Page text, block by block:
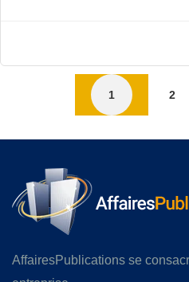
1 2
AffairesPublications se